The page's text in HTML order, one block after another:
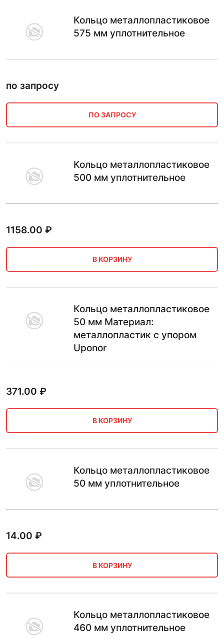
Кольцо металлопластиковое
575 мм уплотнительное
по запросу
ПО ЗАПРОСУ
Кольцо металлопластиковое
500 мм уплотнительное
1158.00 ₽
В КОРЗИНУ
Кольцо металлопластиковое
50 мм Материал:
металлопластик с упором
Uponor
371.00 ₽
В КОРЗИНУ
Кольцо металлопластиковое
50 мм уплотнительное
14.00 ₽
В КОРЗИНУ
Кольцо металлопластиковое
460 мм уплотнительное